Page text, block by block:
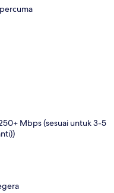
Mbps (sesuai untuk 3-5